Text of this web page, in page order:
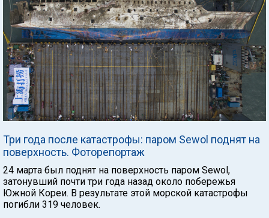
Три года после катастрофы: паром Sewol поднят на
поверхность. Фоторепортаж
24 марта был поднят на поверхность паром Sewol,
затонувший почти три года назад около побережья
Южной Кореи. В результате этой морской катастрофы
погибли 319 человек.